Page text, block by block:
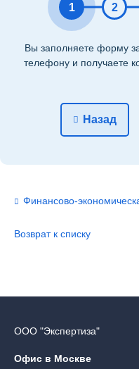
1 2
Вы заполняете форму
телефону и получаете
Назад
Финансово-
Возврат к списку
ООО "Экспертиза"
Офис в Москве